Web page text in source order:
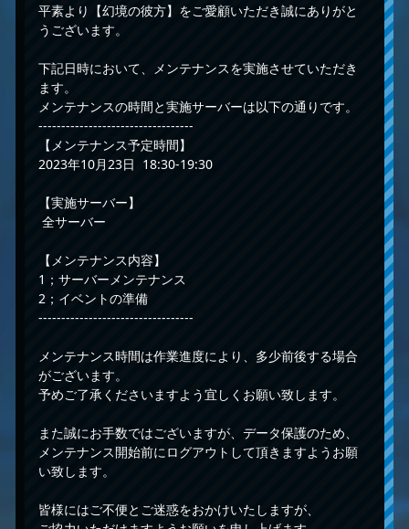
平素より【幻境の彼方】をご愛顧いただき誠にありがと
うございます。
下記日時において、メンテナンスを実施させていただき
ます。
メンテナンスの時間と実施サーバーは以下の通りです。
----------------------------------
【メンテナンス予定時間】
2023年10月23日 18:30-19:30
【実施サーバー】
全サーバー
【メンテナンス内容】
1；サーバーメンテナンス
2；イベントの準備
----------------------------------
メンテナンス時間は作業進度により、多少前後する場合
がございます。
予めご了承くださいますよう宜しくお願い致します。
また誠にお手数ではございますが、データ保護のため、
メンテナンス開始前にログアウトして頂きますようお願
い致します。
皆様にはご不便とご迷惑をおかけいたしますが、